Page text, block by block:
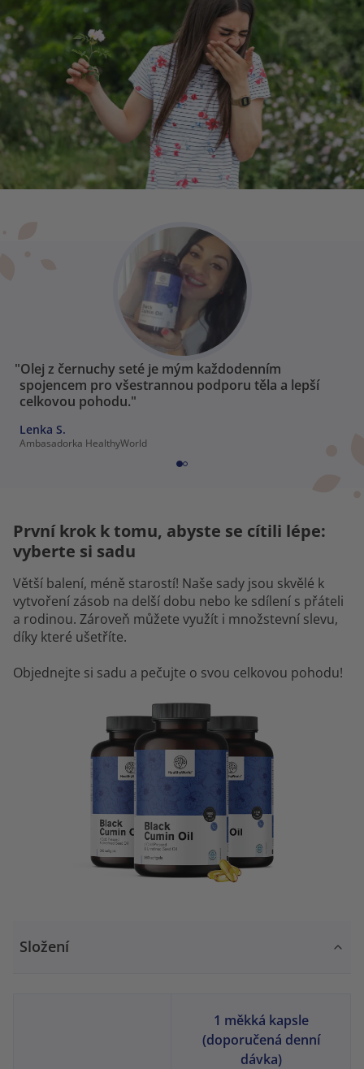
"Olej z černuchy seté je mým každodenním
spojencem pro všestrannou podporu těla a lepší
celkovou pohodu."
Lenka S.
Ambasadorka HealthyWorld
První krok k tomu, abyste se cítili lépe:
vyberte si sadu
Větší balení, méně starostí! Naše sady jsou skvělé k
vytvoření zásob na delší dobu nebo ke sdílení s přáteli
a rodinou. Zároveň můžete využít i množstevní slevu,
díky které ušetříte.
Objednejte si sadu a pečujte o svou celkovou pohodu!
Složení
1 měkká kapsle
(doporučená denní
dávka)